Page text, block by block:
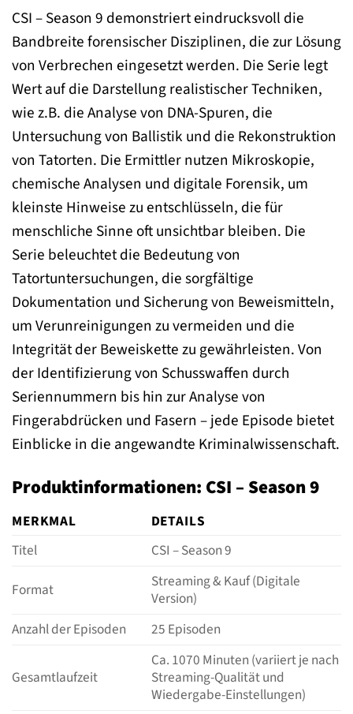
CSI – Season 9 demonstriert eindrucksvoll die
Bandbreite forensischer Disziplinen, die zur Lösung
von Verbrechen eingesetzt werden. Die Serie legt
Wert auf die Darstellung realistischer Techniken,
wie z.B. die Analyse von DNA-Spuren, die
Untersuchung von Ballistik und die Rekonstruktion
von Tatorten. Die Ermittler nutzen Mikroskopie,
chemische Analysen und digitale Forensik, um
kleinste Hinweise zu entschlüsseln, die für
menschliche Sinne oft unsichtbar bleiben. Die
Serie beleuchtet die Bedeutung von
Tatortuntersuchungen, die sorgfältige
Dokumentation und Sicherung von Beweismitteln,
um Verunreinigungen zu vermeiden und die
Integrität der Beweiskette zu gewährleisten. Von
der Identifizierung von Schusswaffen durch
Seriennummern bis hin zur Analyse von
Fingerabdrücken und Fasern – jede Episode bietet
Einblicke in die angewandte Kriminalwissenschaft.
Produktinformationen: CSI – Season 9
MERKMAL
DETAILS
Titel
CSI – Season 9
Format
Streaming & Kauf (Digitale
Version)
Anzahl der Episoden
25 Episoden
Gesamtlaufzeit
Ca. 1070 Minuten (variiert je nach
Streaming-Qualität und
Wiedergabe-Einstellungen)